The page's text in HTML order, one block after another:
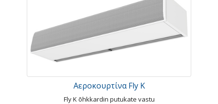
Αεροκουρτίνα Fly K
Fly K õhkkardin putukate vastu